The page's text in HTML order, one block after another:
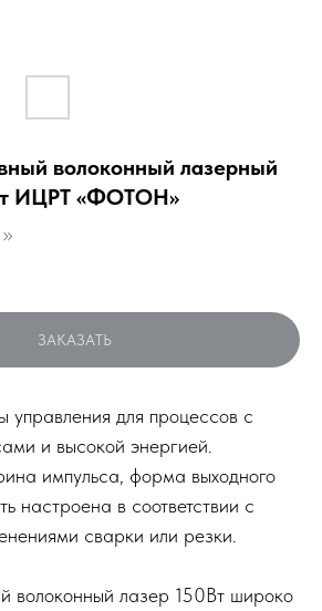
волоконный лазерный
ИЦРТ «ФОТОН»
ЗАКАЗАТЬ
управления для процессов с
и высокой энергией.
импульса, форма выходного
настроена в соответствии с
сварки или резки.
волоконный лазер 150Вт широко